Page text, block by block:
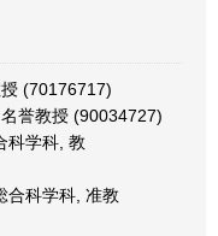
(70176717)
誉教授 (90034727)
科学科, 教
合科学科, 准教